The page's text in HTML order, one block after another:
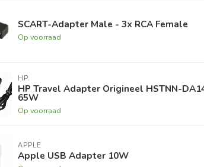
SCART-Adapter Male - 3x RCA Female
Op voorraad
HP.
HP Travel Adapter Origineel HSTNN-
65W
Op voorraad
APPLE
Apple USB Adapter 10W